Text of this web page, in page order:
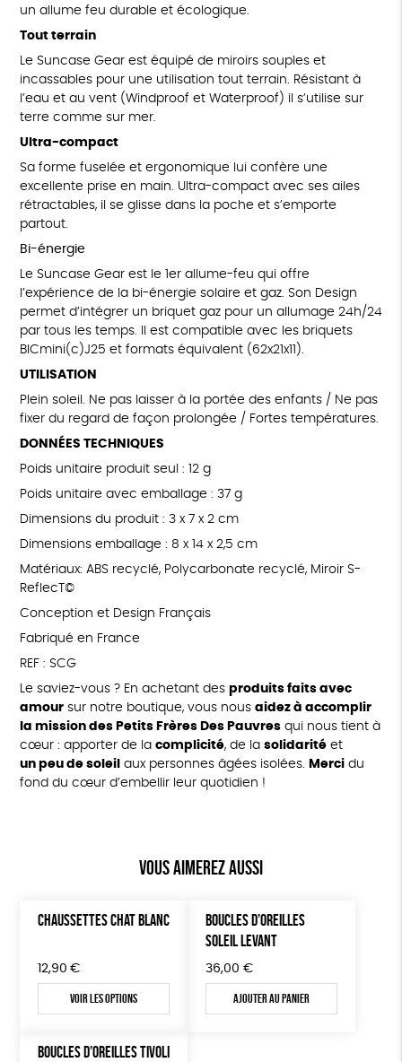
un allume feu durable et écologique.
Tout terrain
Le Suncase Gear est équipé de miroirs souples et
incassables pour une utilisation tout terrain. Résistant à
l’eau et au vent (Windproof et Waterproof) il s’utilise sur
terre comme sur mer.
Ultra-compact
Sa forme fuselée et ergonomique lui confère une
excellente prise en main. Ultra-compact avec ses ailes
rétractables, il se glisse dans la poche et s’emporte
partout.
Bi-énergie
Le Suncase Gear est le 1er allume-feu qui offre
l’expérience de la bi-énergie solaire et gaz. Son Design
permet d’intégrer un briquet gaz pour un allumage 24h/24
par tous les temps. Il est compatible avec les briquets
BICmini(c)J25 et formats équivalent (62x21x11).
UTILISATION
Plein soleil. Ne pas laisser à la portée des enfants / Ne pas
fixer du regard de façon prolongée / Fortes températures.
DONNÉES TECHNIQUES
Poids unitaire produit seul : 12 g
Poids unitaire avec emballage : 37 g
Dimensions du produit : 3 x 7 x 2 cm
Dimensions emballage : 8 x 14 x 2,5 cm
Matériaux: ABS recyclé, Polycarbonate recyclé, Miroir S-
ReflecT©
Conception et Design Français
Fabriqué en France
REF : SCG
Le saviez-vous ? En achetant des produits faits avec
amoursur notre boutique, vous nous aidez à accomplir
la mission des Petits Frères Des Pauvresqui nous tient à
cœur : apporter de la complicité, de la solidaritéet
un peu de soleil aux personnes âgées isolées. Mercidu
fond du cœur d’embellir leur quotidien !
Vous aimerez aussi
CHAUSSETTES CHAT BLANC
12,90 €
Voir les options
BOUCLES D’OREILLES
SOLEIL LEVANT
36,00 €
Ajouter au panier
BOUCLES D’OREILLES TIVOLI